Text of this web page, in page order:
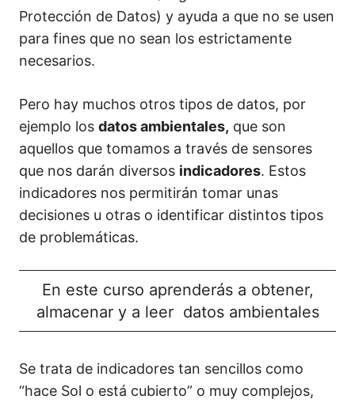
Protección de Datos) y ayuda a que no se usen
para fines que no sean los estrictamente
necesarios.
Pero hay muchos otros tipos de datos, por
ejemplo los datos ambientales, que son
aquellos que tomamos a través de sensores
que nos darán diversos indicadores. Estos
indicadores nos permitirán tomar unas
decisiones u otras o identificar distintos tipos
de problemáticas.
En este curso aprenderás a obtener,
almacenar y a leer datos ambientales
Se trata de indicadores tan sencillos como
“hace Sol o está cubierto” o muy complejos,